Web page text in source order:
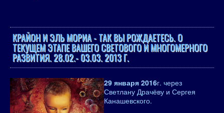
КРАЙОН И ЭЛЬ МОРИА - ТАК ВЫ РОЖДАЕТЕСЬ. О
ТЕКУЩЕМ ЭТАПЕ ВАШЕГО СВЕТОВОГО И МНОГОМЕРНОГО
РАЗВИТИЯ. 28.02.- 03.03. 2013 Г.
29 января 2016г. через
Светлану Драчёву и Сергея
Канашевского.